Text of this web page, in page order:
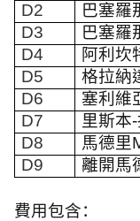
D2
巴塞羅
D3
巴塞羅
D4
阿利坎
D5
格拉納
D6
塞利維
D7
里斯本-
D8
馬德里
D9
離開馬
費用包含：